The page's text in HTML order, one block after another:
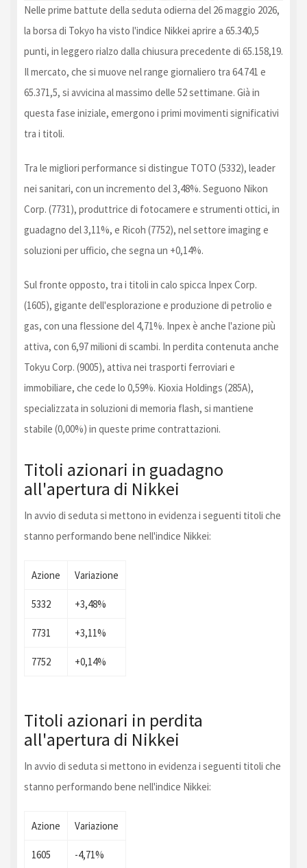
Nelle prime battute della seduta odierna del 26 maggio 2026,
la borsa di Tokyo ha visto l'indice Nikkei aprire a 65.340,5
punti, in leggero rialzo dalla chiusura precedente di 65.158,19.
Il mercato, che si muove nel range giornaliero tra 64.741 e
65.371,5, si avvicina al massimo delle 52 settimane. Già in
questa fase iniziale, emergono i primi movimenti significativi
tra i titoli.
Tra le migliori performance si distingue TOTO (5332), leader
nei sanitari, con un incremento del 3,48%. Seguono Nikon
Corp. (7731), produttrice di fotocamere e strumenti ottici, in
guadagno del 3,11%, e Ricoh (7752), nel settore imaging e
soluzioni per ufficio, che segna un +0,14%.
Sul fronte opposto, tra i titoli in calo spicca Inpex Corp.
(1605), gigante dell'esplorazione e produzione di petrolio e
gas, con una flessione del 4,71%. Inpex è anche l'azione più
attiva, con 6,97 milioni di scambi. In perdita contenuta anche
Tokyu Corp. (9005), attiva nei trasporti ferroviari e
immobiliare, che cede lo 0,59%. Kioxia Holdings (285A),
specializzata in soluzioni di memoria flash, si mantiene
stabile (0,00%) in queste prime contrattazioni.
Titoli azionari in guadagno
all'apertura di Nikkei
In avvio di seduta si mettono in evidenza i seguenti titoli che
stanno performando bene nell'indice Nikkei:
Azione Variazione
5332 +3,48%
7731 +3,11%
7752 +0,14%
Titoli azionari in perdita
all'apertura di Nikkei
In avvio di seduta si mettono in evidenza i seguenti titoli che
stanno performando bene nell'indice Nikkei:
Azione Variazione
1605 -4,71%